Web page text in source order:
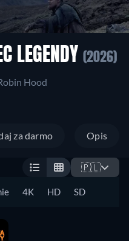
LEGENDY (2026)
Hood
za darmo Opis
🇵🇱
4K HD SD